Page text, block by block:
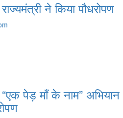
ने किया पौधरोपण
“एक पेड़ माँ के नाम” अभियान